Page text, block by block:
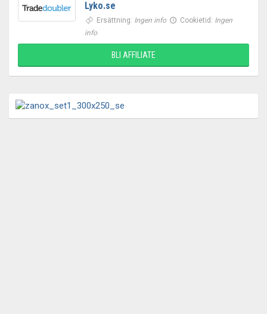
Lyko.se
Ersättning: Ingen info Cookietid: Ingen
info
BLI AFFILIATE